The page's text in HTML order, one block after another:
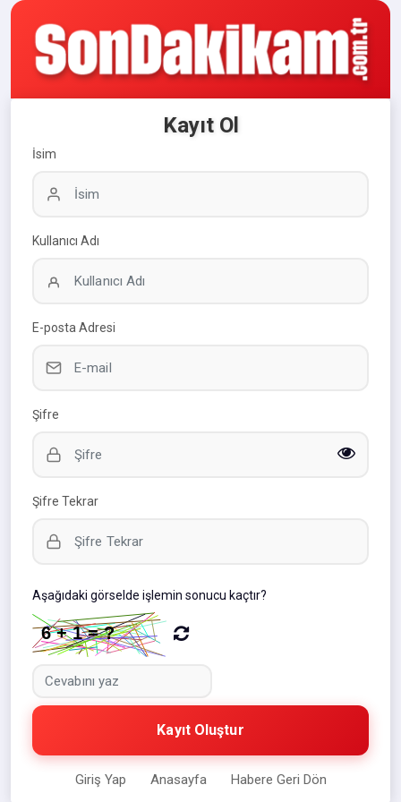
Kayıt Ol
İsim
Kullanıcı Adı
E-posta Adresi
Şifre
Şifre Tekrar
Aşağıdaki görselde işlemin sonucu kaçtır?
Kayıt Oluştur
Giriş Yap Anasayfa Habere Geri Dön